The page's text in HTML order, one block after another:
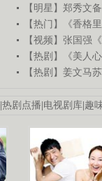
【明星】郑秀文
【热门】《香格
【视频】张国强
【热剧】《美人
【热剧】姜文马
|热剧点播|电视剧库|趣